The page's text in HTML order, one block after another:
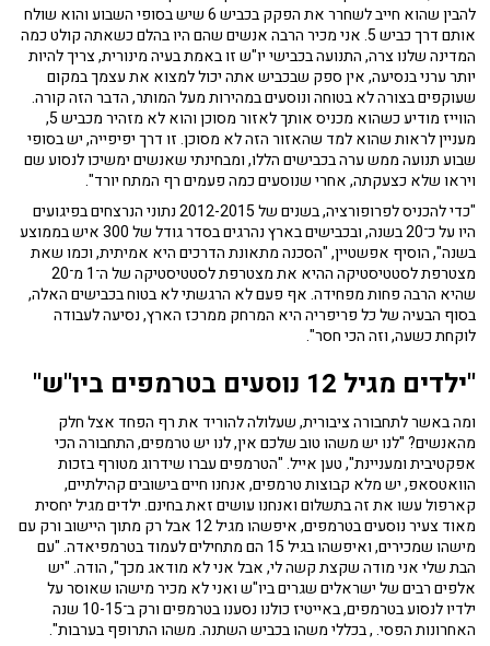
להבין שהוא חייב לשחרר את הפקק בכביש 6 שיש בסופי השבוע והוא שולח
אותם דרך כביש 5. אני מכיר הרבה אנשים שהם היו בהלם כשאתה קולט כמה
המדינה שלנו צרה, התנועה בכבישי יו"ש זו באמת בעיה מינורית, צריך להיות
יותר ערני בנסיעה, אין ספק שבכביש אתה יכול למצוא את עצמך במקום
שעוקפים בצורה לא בטוחה ונוסעים במהירות מעל המותר, הדבר הזה קורה.
הווייז מודיע כשהוא מכניס אותך לאזור מסוכן והוא לא מזהיר מכביש 5,
מעניין לראות שהוא למד שהאזור הזה לא מסוכן. זו דרך יפיפייה, יש בסופי
שבוע תנועה ממש ערה בכבישים הללו, ומבחינתי שאנשים ימשיכו לנסוע שם
ויראו שלא כצעקתה, אחרי שנוסעים כמה פעמים רף המתח יורד".
"כדי להכניס לפרופורציה, בשנים של 2012-2015 נתוני הנרצחים בפיגועים
היו על כ־20 בשנה, ובכבישים בארץ נהרגים בסדר גודל של 300 איש בממוצע
בשנה", הוסיף אפשטיין, "הסכנה מתאונת הדרכים היא אמיתית, וכמו שאת
מצטרפת לסטטיסטיקה ההיא את מצטרפת לסטטיסטיקה של ה־1 מ־20
שהיא הרבה פחות מפחידה. אף פעם לא הרגשתי לא בטוח בכבישים האלה,
בסוף הבעיה של כל פריפריה היא המרחק ממרכז הארץ, נסיעה לעבודה
לוקחת כשעה, וזה הכי חסר".
"ילדים מגיל 12 נוסעים בטרמפים ביו"ש"
ומה באשר לתחבורה ציבורית, שעלולה להוריד את רף הפחד אצל חלק
מהאנשים? "לנו יש משהו טוב שלכם אין, לנו יש טרמפים, התחבורה הכי
אפקטיבית ומעניינת", טען אייל. "הטרמפים עברו שידרוג מטורף בזכות
הוואטסאפ, יש מלא קבוצות טרמפים, אנחנו חיים בישובים קהילתיים,
קארפול עשו את זה בתשלום ואנחנו עושים זאת בחינם. ילדים מגיל יחסית
מאוד צעיר נוסעים בטרמפים, איפשהו מגיל 12 אבל רק מתוך היישוב ורק עם
מישהו שמכירים, ואיפשהו בגיל 15 הם מתחילים לעמוד בטרמפיאדה. "עם
הבת שלי אני מודה שקצת קשה לי, אבל אני לא מודאג מכך", הודה. "יש
אלפים רבים של ישראלים שגרים ביו"ש ואני לא מכיר מישהו שאוסר על
ילדיו לנסוע בטרמפים, באייטיז כולנו נסענו בטרמפים ורק ב־10-15 שנה
האחרונות הפסי. , בכללי משהו בכביש השתנה. משהו התרופף בערבות".